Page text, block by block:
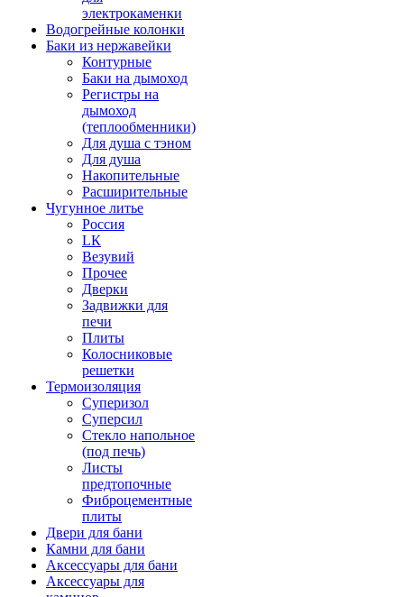
электрокаменки
Водогрейные колонки
Баки из нержавейки
Контурные
Баки на дымоход
Регистры на
дымоход
(теплообменники)
Для душа с тэном
Для душа
Накопительные
Расширительные
Чугунное литье
Россия
LК
Везувий
Прочее
Дверки
Задвижки для
печи
Плиты
Колосниковые
решетки
Термоизоляция
Суперизол
Суперсил
Стекло напольное
(под печь)
Листы
предтопочные
Фиброцементные
плиты
Двери для бани
Камни для бани
Аксессуары для бани
Аксессуары для